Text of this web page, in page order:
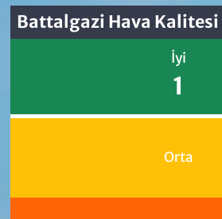
Battalgazi Hava Kalitesi
İyi
1
Orta